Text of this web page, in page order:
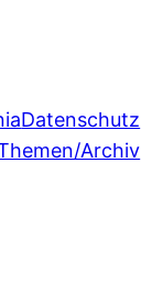
Datenschutz
Archiv